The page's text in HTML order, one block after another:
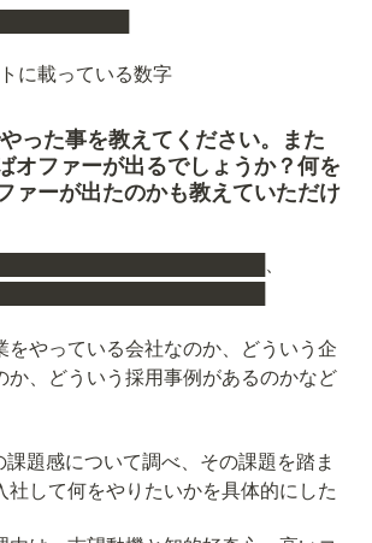
に載っている数字
った事を教えてください。また
オファーが出るでしょうか？何を
ァーが出たのかも教えていただけ
、
をやっている会社なのか、どういう企
か、どういう採用事例があるのかなど
題感について調べ、その課題を踏ま
社して何をやりたいかを具体的にした